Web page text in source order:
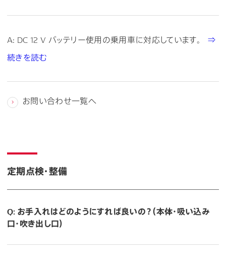
A: DC 12 V バッテリー使用の乗用車に対応しています。 ⇒
続きを読む
お問い合わせ一覧へ
定期点検・整備
Q: お手入れはどのようにすれば良いの？（本体・吸い込み
口・吹き出し口）